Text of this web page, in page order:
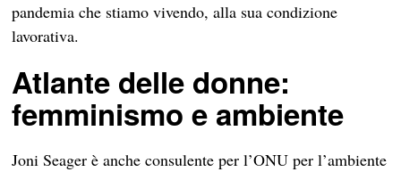
pandemia che stiamo vivendo, alla sua condizione
lavorativa.
Atlante delle donne:
femminismo e ambiente
Joni Seager è anche consulente per l’ONU per l’ambiente